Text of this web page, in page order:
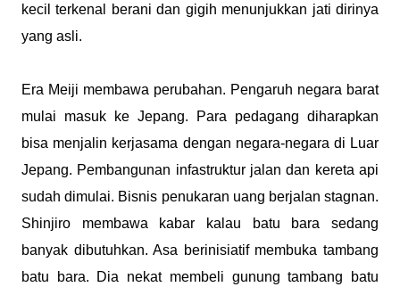
kecil terkenal berani dan gigih menunjukkan jati dirinya
yang asli.
Era Meiji membawa perubahan. Pengaruh negara barat
mulai masuk ke Jepang. Para pedagang diharapkan
bisa menjalin kerjasama dengan negara-negara di Luar
Jepang. Pembangunan infastruktur jalan dan kereta api
sudah dimulai. Bisnis penukaran uang berjalan stagnan.
Shinjiro membawa kabar kalau batu bara sedang
banyak dibutuhkan. Asa berinisiatif membuka tambang
batu bara. Dia nekat membeli gunung tambang batu